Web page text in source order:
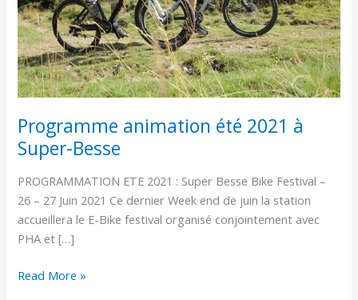
Programme animation été 2021 à
Super-Besse
PROGRAMMATION ETE 2021 : Super Besse Bike Festival –
26 – 27 Juin 2021 Ce dernier Week end de juin la station
accueillera le E-Bike festival organisé conjointement avec
PHA et […]
Besse
Read More »